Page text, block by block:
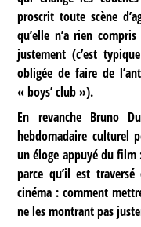
proscrit toute scène
qu’elle n’a rien
justement (c’est
obligée de faire de
« boys’ club »).
En revanche Bruno
hebdomadaire culturel
un éloge appuyé du film
parce qu’il est
cinéma : comment
ne les montrant pas